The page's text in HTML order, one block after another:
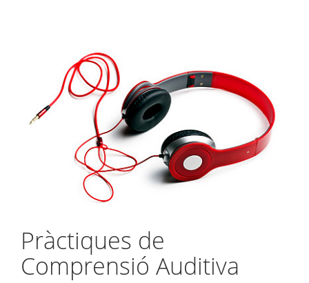
Pràctiques de
Comprensió Auditiva